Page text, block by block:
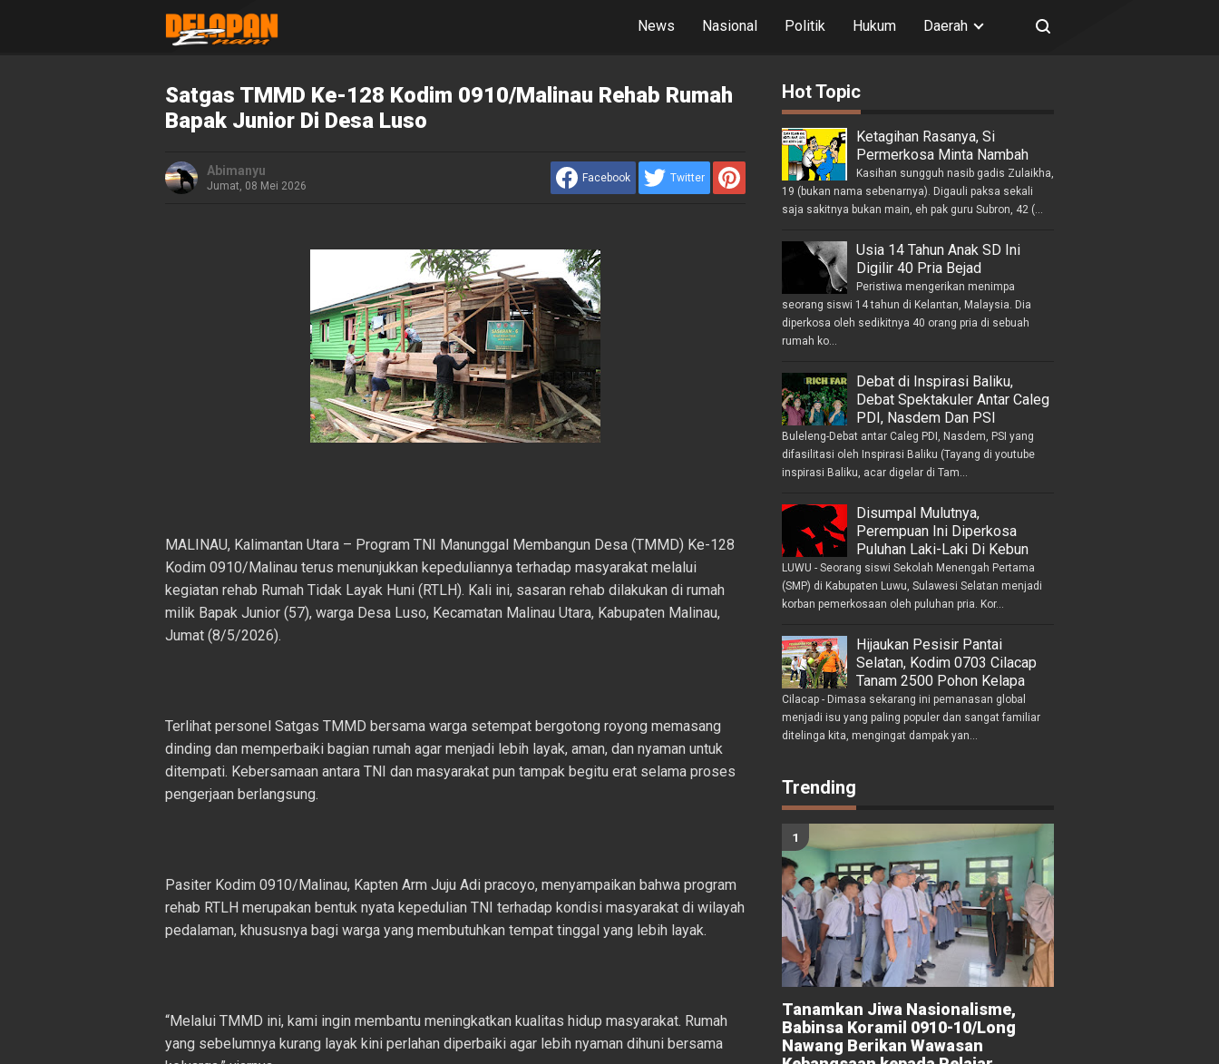
News Nasional Politik Hukum Daerah
Satgas TMMD Ke-128 Kodim 0910/Malinau Rehab Rumah
Bapak Junior Di Desa Luso
Abimanyu
Jumat, 08 Mei 2026
Facebook Twitter
MALINAU, Kalimantan Utara – Program TNI Manunggal Membangun Desa (TMMD) Ke-128
Kodim 0910/Malinau terus menunjukkan kepeduliannya terhadap masyarakat melalui
kegiatan rehab Rumah Tidak Layak Huni (RTLH). Kali ini, sasaran rehab dilakukan di rumah
milik Bapak Junior (57), warga Desa Luso, Kecamatan Malinau Utara, Kabupaten Malinau,
Jumat (8/5/2026).
Terlihat personel Satgas TMMD bersama warga setempat bergotong royong memasang
dinding dan memperbaiki bagian rumah agar menjadi lebih layak, aman, dan nyaman untuk
ditempati. Kebersamaan antara TNI dan masyarakat pun tampak begitu erat selama proses
pengerjaan berlangsung.
Pasiter Kodim 0910/Malinau, Kapten Arm Juju Adi pracoyo, menyampaikan bahwa program
rehab RTLH merupakan bentuk nyata kepedulian TNI terhadap kondisi masyarakat di wilayah
pedalaman, khususnya bagi warga yang membutuhkan tempat tinggal yang lebih layak.
“Melalui TMMD ini, kami ingin membantu meningkatkan kualitas hidup masyarakat. Rumah
yang sebelumnya kurang layak kini perlahan diperbaiki agar lebih nyaman dihuni bersama
Hot Topic
Ketagihan Rasanya, Si
Permerkosa Minta Nambah
Kasihan sungguh nasib gadis Zulaikha,
19 (bukan nama sebenarnya). Digauli paksa sekali
saja sakitnya bukan main, eh pak guru Subron, 42 (...
Usia 14 Tahun Anak SD Ini
Digilir 40 Pria Bejad
Peristiwa mengerikan menimpa
seorang siswi 14 tahun di Kelantan, Malaysia. Dia
diperkosa oleh sedikitnya 40 orang pria di sebuah
rumah ko...
Debat di Inspirasi Baliku,
Debat Spektakuler Antar Caleg
PDI, Nasdem Dan PSI
Buleleng-Debat antar Caleg PDI, Nasdem, PSI yang
difasilitasi oleh Inspirasi Baliku (Tayang di youtube
inspirasi Baliku, acar digelar di Tam...
Disumpal Mulutnya,
Perempuan Ini Diperkosa
Puluhan Laki-Laki Di Kebun
LUWU - Seorang siswi Sekolah Menengah Pertama
(SMP) di Kabupaten Luwu, Sulawesi Selatan menjadi
korban pemerkosaan oleh puluhan pria. Kor...
Hijaukan Pesisir Pantai
Selatan, Kodim 0703 Cilacap
Tanam 2500 Pohon Kelapa
Cilacap - Dimasa sekarang ini pemanasan global
menjadi isu yang paling populer dan sangat familiar
ditelinga kita, mengingat dampak yan...
Trending
Tanamkan Jiwa Nasionalisme,
Babinsa Koramil 0910-10/Long
Nawang Berikan Wawasan